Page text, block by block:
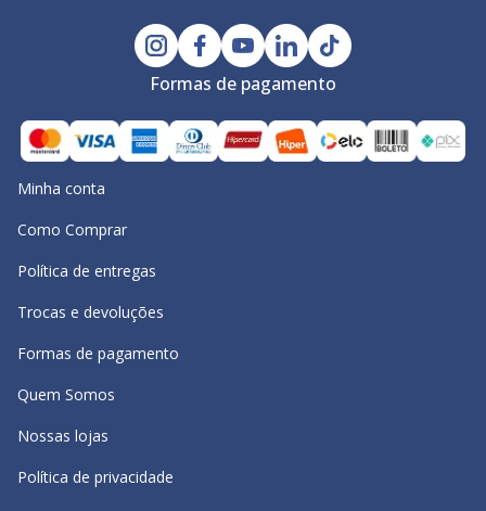
Formas de pagamento
Minha conta
Como Comprar
Política de entregas
Trocas e devoluções
Formas de pagamento
Quem Somos
Nossas lojas
Política de privacidade